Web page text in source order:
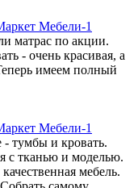
Мебели-1
матрас по акции.
- очень красивая, а
имеем полный
Мебели-1
- тумбы и кровать.
с тканью и моделью.
мебель.